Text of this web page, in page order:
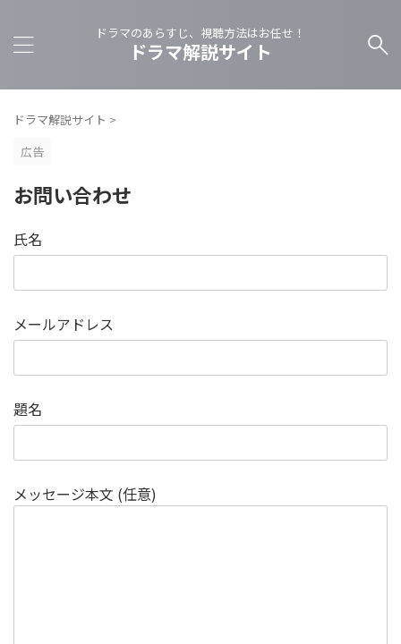
ドラマのあらすじ、視聴方法はお任せ！
ドラマ解説サイト
ドラマ解説サイト >
広告
お問い合わせ
氏名
メールアドレス
題名
メッセージ本文 (任意)